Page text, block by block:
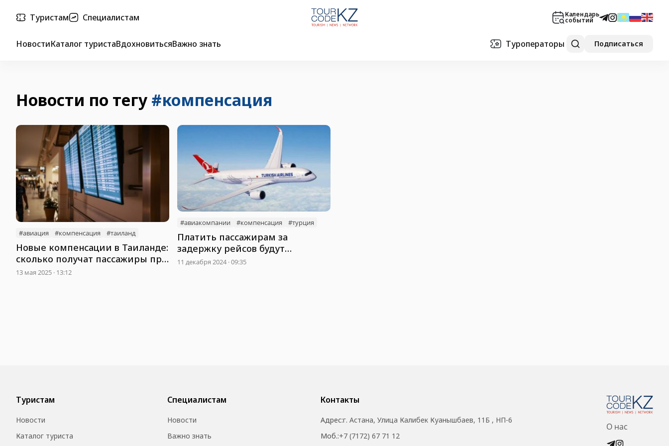
Туристам Специалистам Календарь
событий
НовостиКаталог туристаВдохновитьсяВажно знать Туроператоры Подписаться
Новости по тегу #компенсация
#авиация #компенсация #таиланд
Новые компенсации в Таиланде:
сколько получат пассажиры при
задержке рейса
13 мая 2025 · 13:12
#авиакомпании #компенсация #турция
Платить пассажирам за
задержку рейсов будут
турецкие авиакомпании
11 декабря 2024 · 09:35
Туристам
Новости
Каталог туриста
Специалистам
Новости
Важно знать
Контакты
Адрес:г. Астана, Улица Калибек Куанышбаев, 11Б , НП-6
Моб.:+7 (7172) 67 71 12
О нас